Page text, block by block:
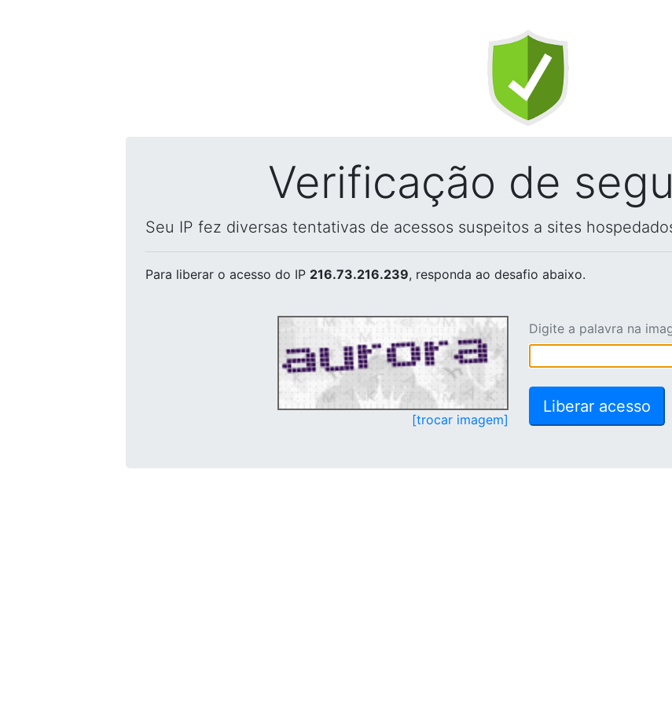
Verificação de
Seu IP fez diversas tentativas de acessos suspeitos a sites
Para liberar o acesso do IP 216.73.216.239, responda ao desafio abaixo.
[trocar imagem]
Digite a palavra na